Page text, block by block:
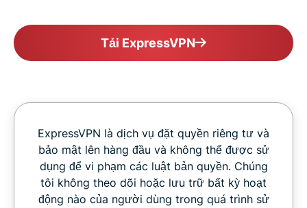
Tải ExpressVPN
ExpressVPN là dịch vụ đặt quyền riêng tư và
bảo mật lên hàng đầu và không thể được sử
dụng để vi phạm các luật bản quyền. Chúng
tôi không theo dõi hoặc lưu trữ bất kỳ hoạt
động nào của người dùng trong quá trình sử